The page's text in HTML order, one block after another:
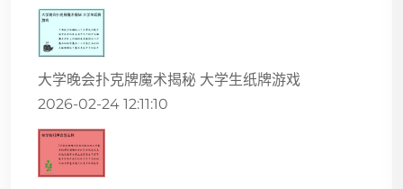
大学晚会扑克牌魔术揭秘 大学生纸牌游戏
2026-02-24 12:11:10